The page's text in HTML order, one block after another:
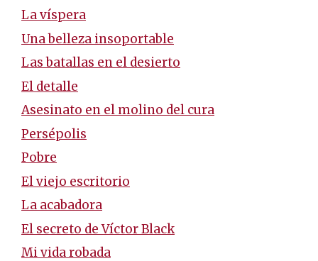
La víspera
Una belleza insoportable
Las batallas en el desierto
El detalle
Asesinato en el molino del cura
Persépolis
Pobre
El viejo escritorio
La acabadora
El secreto de Víctor Black
Mi vida robada